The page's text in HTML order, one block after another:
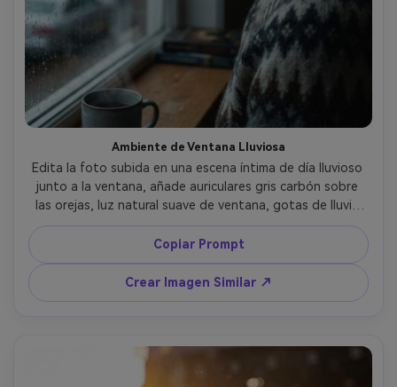
Ambiente de Ventana Lluviosa
Edita la foto subida en una escena íntima de día lluvioso
junto a la ventana, añade auriculares gris carbón sobre
las orejas, luz natural suave de ventana, gotas de lluvia
en el vidrio con bokeh de luces, paleta de colores
apagada, tomada con Nikon Z6 II 85mm f/1.8, ángulo de
perfil en primer plano, fotorrealista, mood reflexivo y
tranquilo --ar 4:5
Copiar Prompt
Crear Imagen Similar ↗